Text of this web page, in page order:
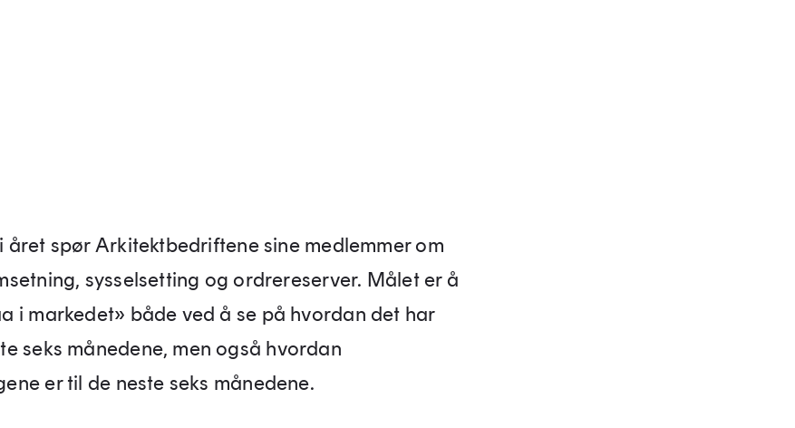
året spør Arkitektbedriftene sine medlemmer om
sysselsetting og ordrereserver. Målet er å
i markedet» både ved å se på hvordan det har
seks månedene, men også hvordan
er til de neste seks månedene.